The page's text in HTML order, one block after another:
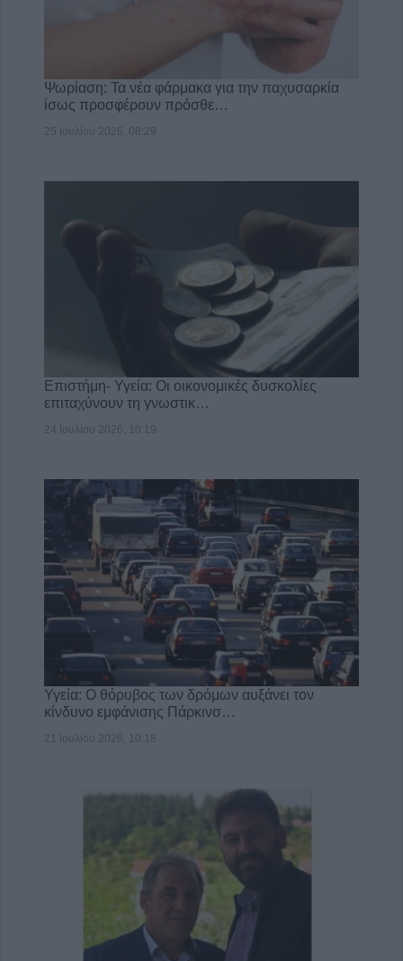
Ψωρίαση: Τα νέα φάρμακα για την παχυσαρκία
ίσως προσφέρουν πρόσθε…
25 Ιουλίου 2026, 08:29
Επιστήμη- Υγεία: Οι οικονομικές δυσκολίες
επιταχύνουν τη γνωστικ…
24 Ιουλίου 2026, 10:19
Υγεία: Ο θόρυβος των δρόμων αυξάνει τον
κίνδυνο εμφάνισης Πάρκινσ…
21 Ιουλίου 2026, 10:18